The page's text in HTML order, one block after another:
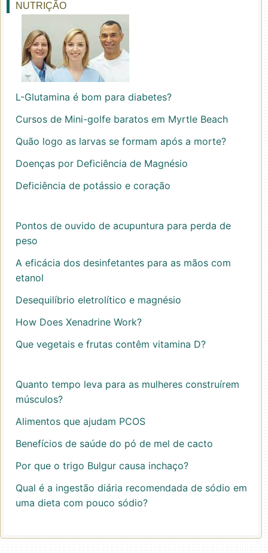
NUTRIÇÃO
L-Glutamina é bom para diabetes?
Cursos de Mini-golfe baratos em Myrtle Beach
Quão logo as larvas se formam após a morte?
Doenças por Deficiência de Magnésio
Deficiência de potássio e coração
Pontos de ouvido de acupuntura para perda de
peso
A eficácia dos desinfetantes para as mãos com
etanol
Desequilíbrio eletrolítico e magnésio
How Does Xenadrine Work?
Que vegetais e frutas contêm vitamina D?
Quanto tempo leva para as mulheres construírem
músculos?
Alimentos que ajudam PCOS
Benefícios de saúde do pó de mel de cacto
Por que o trigo Bulgur causa inchaço?
Qual é a ingestão diária recomendada de sódio em
uma dieta com pouco sódio?